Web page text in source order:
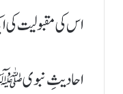
اس کی مقبولیت
احادیثِ نبوی ﷺ